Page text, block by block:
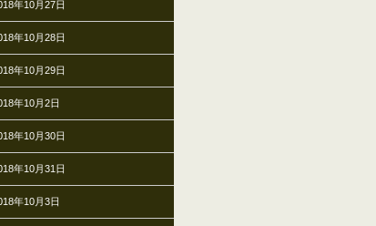
年10月27日
年10月28日
年10月29日
年10月2日
年10月30日
年10月31日
年10月3日